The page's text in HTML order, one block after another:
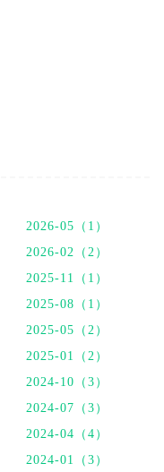
2026-05（1）
2026-02（2）
2025-11（1）
2025-08（1）
2025-05（2）
2025-01（2）
2024-10（3）
2024-07（3）
2024-04（4）
2024-01（3）